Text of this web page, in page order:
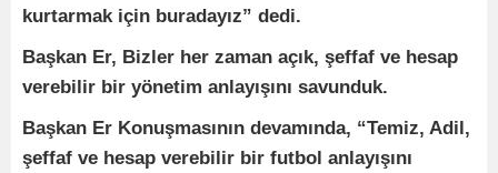
kurtarmak için buradayız” dedi.
Başkan Er, Bizler her zaman açık, şeffaf ve hesap
verebilir bir yönetim anlayışını savunduk.
Başkan Er Konuşmasının devamında, “Temiz, Adil,
şeffaf ve hesap verebilir bir futbol anlayışını